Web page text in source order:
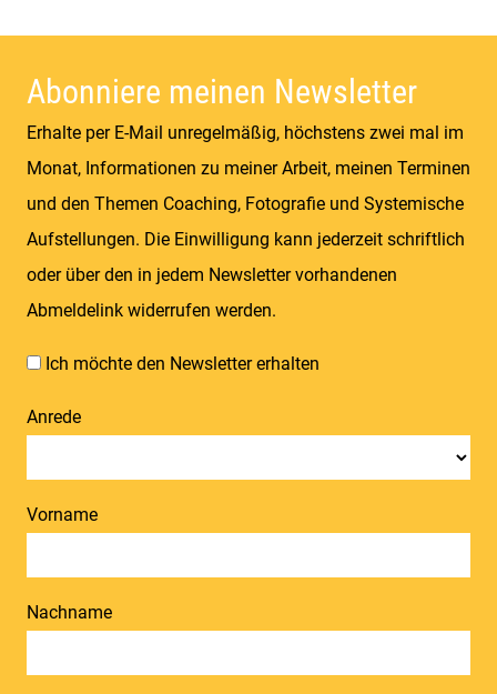
Abonniere meinen Newsletter
Erhalte per E-Mail unregelmäßig, höchstens zwei mal im
Monat, Informationen zu meiner Arbeit, meinen Terminen
und den Themen Coaching, Fotografie und Systemische
Aufstellungen. Die Einwilligung kann jederzeit schriftlich
oder über den in jedem Newsletter vorhandenen
Abmeldelink widerrufen werden.
Ich möchte den Newsletter erhalten
Anrede
Vorname
Nachname